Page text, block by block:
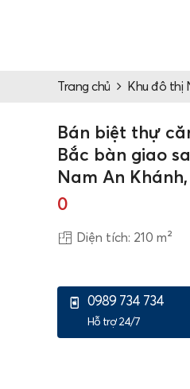
Trang chủ Khu đô thị
Bán biệt thự
Bắc bàn giao
Nam An
0
Diện tích: 210 m²
0989 734 734
Hỗ trợ 24/7